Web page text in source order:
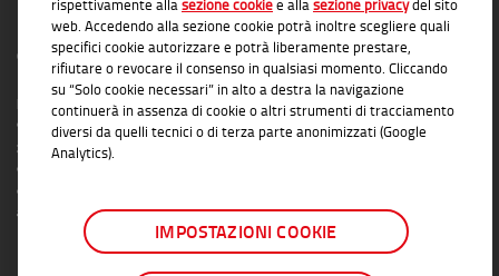
INFORMAZIONI TRASPARENTI
Compass Banca S.p.A., Banca del Gruppo Monte dei Paschi di Siena; P.I. Gruppo IVA
Mediobanca: 10536040966 - Tutti i diritti riservati -Dati Societari- Messaggio
pubblicitario con finalità promozionale. Per le condizioni contrattuali si rimanda ai
documenti informativi disponibili presso le Filiali Compass Banca S.p.A. o presso
gli Agenti in attività finanziaria autorizzati che operano in qualità di intermediari del
credito convenzionati in esclusiva con Compass Banca S.p.A. L'elenco delle Filiali e
delle Agenzie autorizzate è disponibile sul sito
approvazione della richiesta da parte di Compass Banca S.p.A.
rispettivamente allasezione cookiee allasezione privacydel sito
web. Accedendo alla sezione cookie potrà inoltre scegliere quali
specifici cookie autorizzare e potrà liberamente prestare,
rifiutare o revocare il consenso in qualsiasi momento. Cliccando
su “Solo cookie necessari” in alto a destra la navigazione
continuerà in assenza di cookie o altri strumenti di tracciamento
diversi da quelli tecnici o di terza parte anonimizzati (Google
Analytics).
IMPOSTAZIONI COOKIE